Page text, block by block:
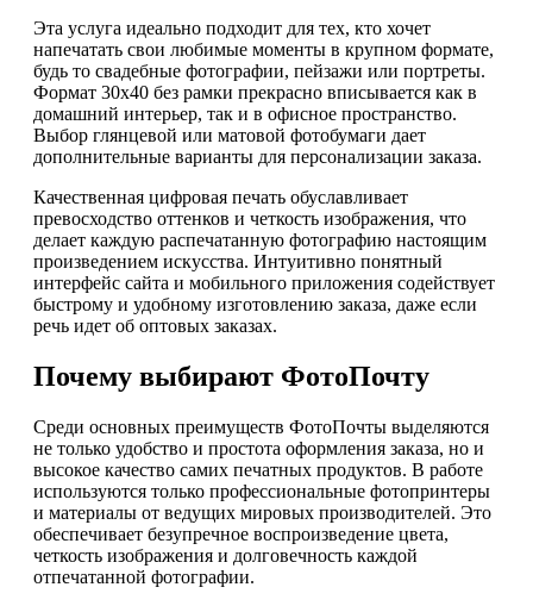
Эта услуга идеально подходит для тех, кто хочет
напечатать свои любимые моменты в крупном формате,
будь то свадебные фотографии, пейзажи или портреты.
Формат 30х40 без рамки прекрасно вписывается как в
домашний интерьер, так и в офисное пространство.
Выбор глянцевой или матовой фотобумаги дает
дополнительные варианты для персонализации заказа.
Качественная цифровая печать обуславливает
превосходство оттенков и четкость изображения, что
делает каждую распечатанную фотографию настоящим
произведением искусства. Интуитивно понятный
интерфейс сайта и мобильного приложения содействует
быстрому и удобному изготовлению заказа, даже если
речь идет об оптовых заказах.
Почему выбирают ФотоПочту
Среди основных преимуществ ФотоПочты выделяются
не только удобство и простота оформления заказа, но и
высокое качество самих печатных продуктов. В работе
используются только профессиональные фотопринтеры
и материалы от ведущих мировых производителей. Это
обеспечивает безупречное воспроизведение цвета,
четкость изображения и долговечность каждой
отпечатанной фотографии.